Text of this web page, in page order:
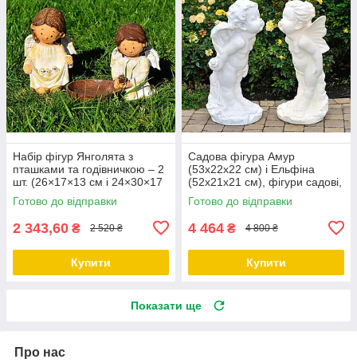
Набір фігур Янголята з
пташками та годівничкою – 2
шт. (26×17×13 см і 24×30×17
см), садовий декор
Готово до відправки
2 343,60 ₴ 2 520 ₴
Купити
Садова фігура Амур
(53х22х22 см) і Ельфіна
(52х21х21 см), фігури садові,
фігури для саду, садові
статуетки, садові фігури з
Готово до відправки
4 464 ₴ 4 800 ₴
Купити
Показати ще
Про нас